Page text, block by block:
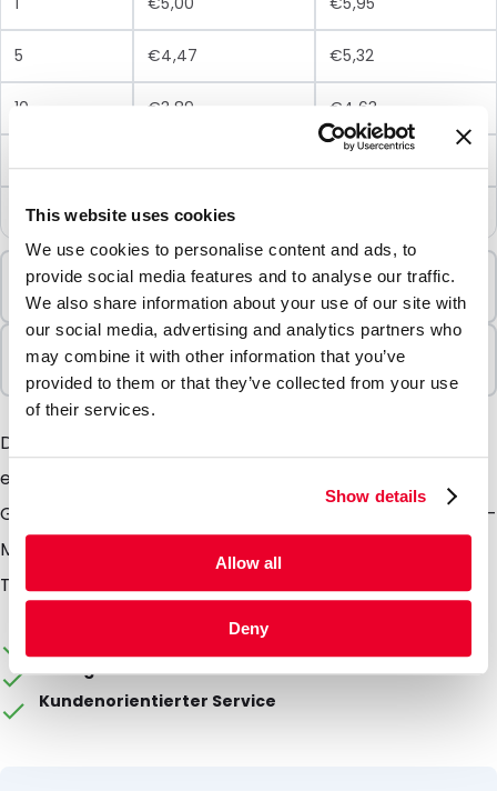
This website uses cookies
We use cookies to personalise content and ads, to
provide social media features and to analyse our traffic.
We also share information about your use of our site with
our social media, advertising and analytics partners who
may combine it with other information that you’ve
provided to them or that they’ve collected from your use
of their services.
Show details
Allow all
Deny
5 €4,47 €5,32
10 €3,89 €4,63
50 €3,17
Mindestbestellung
1 Einheiten
In Paketen verkauft
1 Einheiten
Die Gelpacks können flexibel verwendet werden und
eignen sich um warm wie auch kalt zu halten. Die
Gelpacks sind einsetzbar für Transport von Patienten-
Materialien in Transportkoffer, EPX Boxen und
Transporttaschen.
Die Verpackung kann individuell gestaltet werden
Ab Lager lieferbar
Kundenorientierter Service